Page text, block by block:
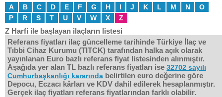
A B C D E F G H I J K L M N
O
P
R S T U V W X Z
Z Harfi ile başlayan ilaçların listesi
Referans fiyatları ilaç güncelleme tarihinde Türkiye İlaç ve
Tıbbi Cihaz Kurumu (TITCK) tarafından halka açık olarak
yayınlanan Euro bazlı referans fiyat listesinden alınmıştır.
Aşağıda yer alan TL bazlı referans fiyatları ise 32702 sayılı
Cumhurbaşkanlığı kararında belirtilen euro değerine göre
Depocu, Eczacı kârları ve KDV dahil edilerek hesaplanmıştır.
Gerçek ilaç fiyatları referans fiyatlarından farklı olabilir.